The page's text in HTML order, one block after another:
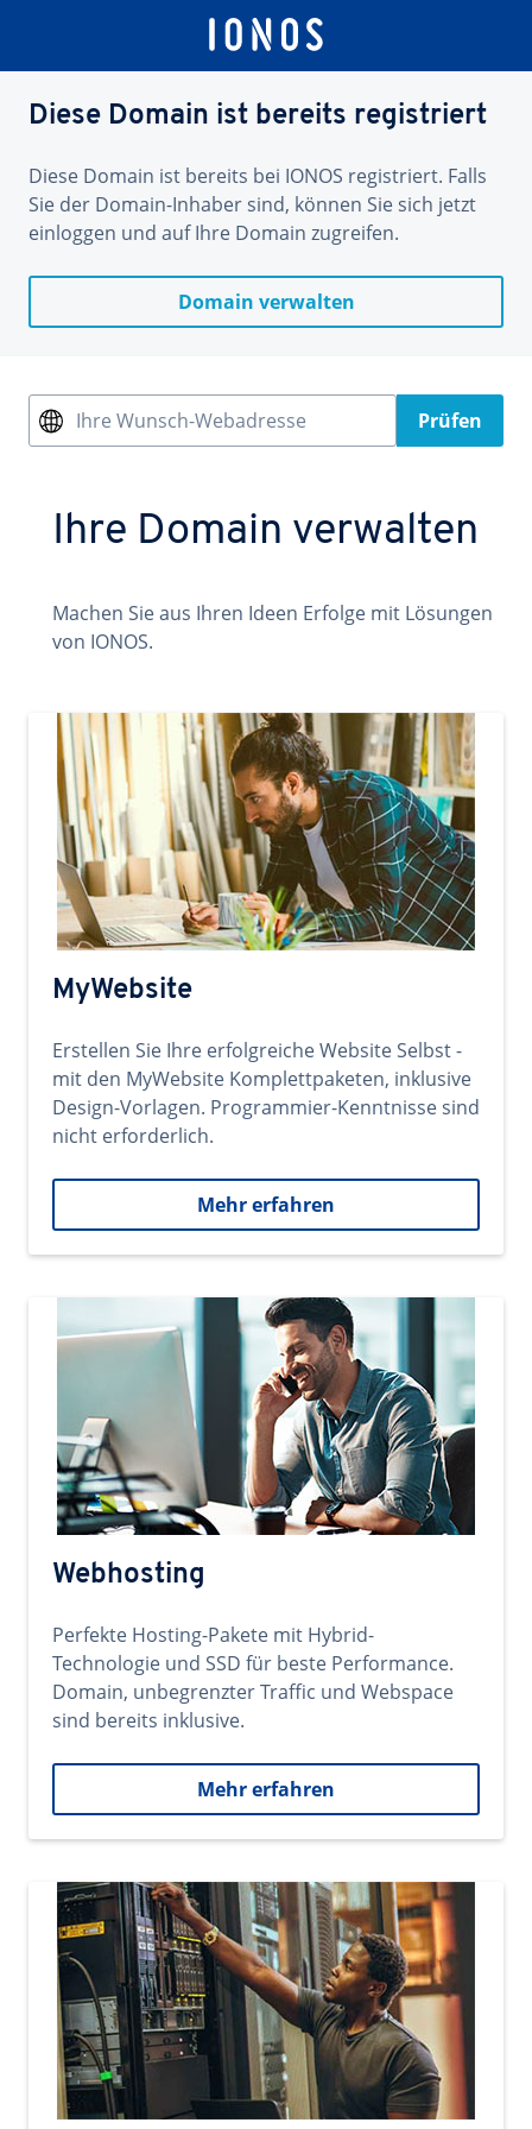
Diese Domain ist bereits registriert
Diese Domain ist bereits bei IONOS registriert. Falls
Sie der Domain-Inhaber sind, können Sie sich jetzt
einloggen und auf Ihre Domain zugreifen.
Domain verwalten
Ihre Wunsch-Webadresse Prüfen
Ihre Domain verwalten
Machen Sie aus Ihren Ideen Erfolge mit Lösungen
von IONOS.
MyWebsite
Erstellen Sie Ihre erfolgreiche Website Selbst -
mit den MyWebsite Komplettpaketen, inklusive
Design-Vorlagen. Programmier-Kenntnisse sind
nicht erforderlich.
Mehr erfahren
Webhosting
Perfekte Hosting-Pakete mit Hybrid-
Technologie und SSD für beste Performance.
Domain, unbegrenzter Traffic und Webspace
sind bereits inklusive.
Mehr erfahren